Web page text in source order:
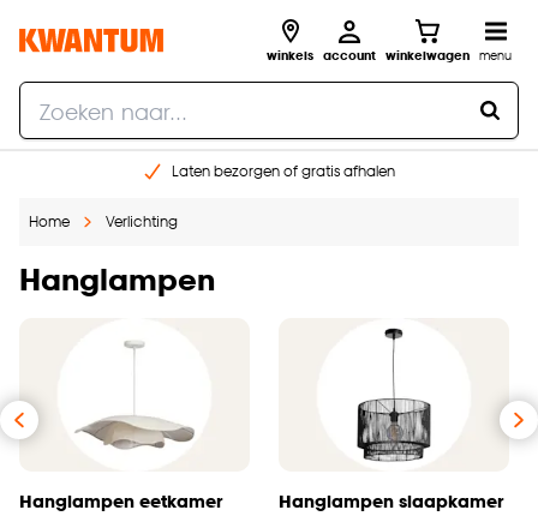
winkels account winkelwagen menu
Laten bezorgen of gratis afhalen
Gratis raam advies en opmeten aan huis
Home Verlichting
Hanglampen
Hanglampen eetkamer Hanglampen slaapkamer